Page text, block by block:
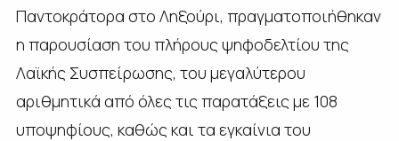
Παντοκράτορα στο Ληξούρι, πραγματοποιήθηκαν
η παρουσίαση του πλήρους ψηφοδελτίου της
Λαϊκής Συσπείρωσης, του μεγαλύτερου
αριθμητικά από όλες τις παρατάξεις με 108
υποψηφίους, καθώς και τα εγκαίνια του